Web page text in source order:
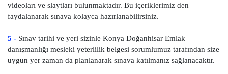
videoları ve slaytları bulunmaktadır. Bu içeriklerimiz den
faydalanarak sınava kolayca hazırlanabilirsiniz.
5 - Sınav tarihi ve yeri sizinle Konya Doğanhisar Emlak
danışmanlığı mesleki yeterlilik belgesi sorumlumuz tarafından size
uygun yer zaman da planlanarak sınava katılmanız sağlanacaktır.